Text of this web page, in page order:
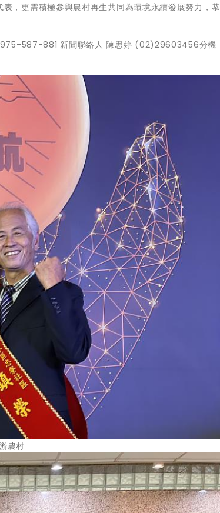
，更需積極參與農村再生共同為環境永續發展努力，恭
587-881 新聞聯絡人 陳思婷 (02)29603456分機
農村